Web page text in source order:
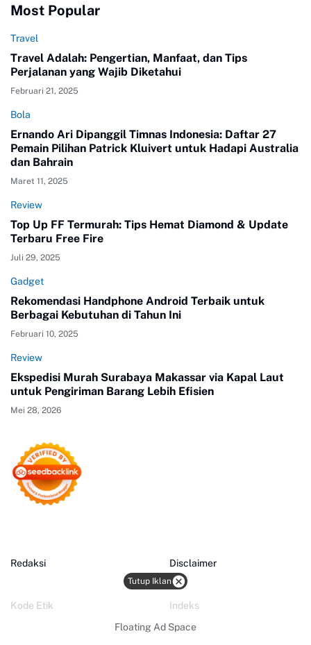
Tutup Iklan
Floating Ad Space
Most Popular
Travel
Travel Adalah: Pengertian, Manfaat, dan Tips
Perjalanan yang Wajib Diketahui
Februari 21, 2025
Bola
Ernando Ari Dipanggil Timnas Indonesia: Daftar 27
Pemain Pilihan Patrick Kluivert untuk Hadapi Australia
dan Bahrain
Maret 11, 2025
Review
Top Up FF Termurah: Tips Hemat Diamond & Update
Terbaru Free Fire
Juli 29, 2025
Gadget
Rekomendasi Handphone Android Terbaik untuk
Berbagai Kebutuhan di Tahun Ini
Februari 10, 2025
Review
Ekspedisi Murah Surabaya Makassar via Kapal Laut
untuk Pengiriman Barang Lebih Efisien
Mei 28, 2026
Redaksi Disclaimer
Kode Etik Indeks